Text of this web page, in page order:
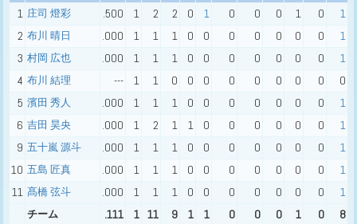
1 庄司 燈彩 .500 1 2 2 0 1 0 0 0 1 0
1
2 布川 晴日 .000 1 1 1 0 0 0 0 0 0 0
1
3 村岡 広也 .000 1 1 1 0 0 0 0 0 0 0
1
4 布川 結理 --- 1 1 0 0 0 0 0 0 0 0
0
5 濱田 秀人 .000 1 1 1 0 0 0 0 0 0 0
1
6 吉田 昊央 .000 1 2 1 1 0 0 0 0 0 0
1
9 五十嵐 源斗 .000 1 1 1 0 0 0 0 0 0 0
1
10 五島 匠真 .000 1 1 1 0 0 0 0 0 0 0
1
11 髙橋 弦斗 .000 1 1 1 0 0 0 0 0 0 0 1
チーム .111 1 11 9 1 1 0 0 0 1 0 8